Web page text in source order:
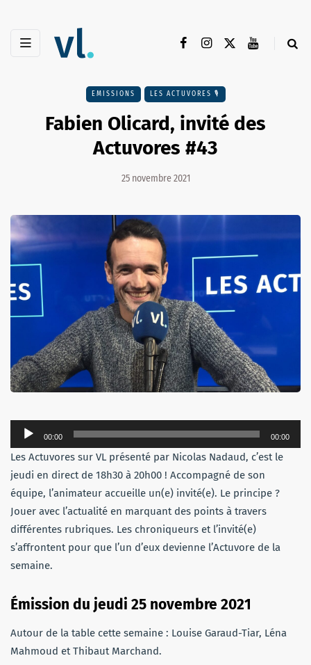
EMISSIONS LES ACTUVORES 🎙
Fabien Olicard, invité des
Actuvores #43
25 novembre 2021
Lecteur
audio
00:00 00:00
Les Actuvores sur VL présenté par Nicolas Nadaud, c’est le
jeudi en direct de 18h30 à 20h00 ! Accompagné de son
équipe, l’animateur accueille un(e) invité(e). Le principe ?
Jouer avec l’actualité en marquant des points à travers
différentes rubriques. Les chroniqueurs et l’invité(e)
s’affrontent pour que l’un d’eux devienne l’Actuvore de la
semaine.
Émission du jeudi 25 novembre 2021
Autour de la table cette semaine : Louise Garaud-Tiar, Léna
Mahmoud et Thibaut Marchand.